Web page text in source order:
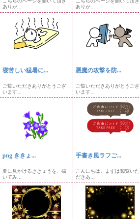
ありが...
ありが...
寝苦しい猛暑に...
ご覧いただきありがとうござ
います...
悪魔の攻撃を防...
ご覧いただきありがとうござ
います...
png ききょ...
夏に見かけるききょうを、描
いてみ...
手書き風ラフご...
こんにちは。まずは閲覧いた
だきあ...